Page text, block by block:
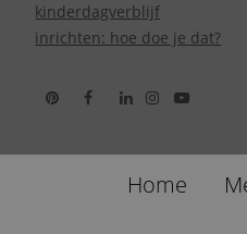
kinderdagverblijf
inrichten: hoe doe je dat?
Home